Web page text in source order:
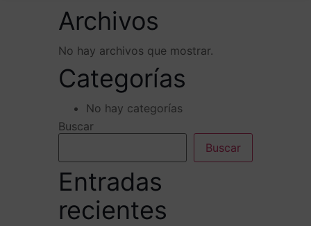
Archivos
No hay archivos que mostrar.
Categorías
No hay categorías
Buscar
Buscar
Entradas
recientes